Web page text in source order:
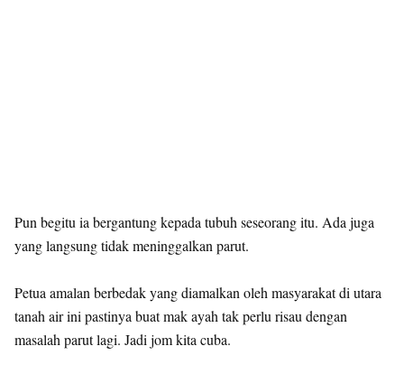
Pun begitu ia bergantung kepada tubuh seseorang itu. Ada juga
yang langsung tidak meninggalkan parut.
Petua amalan berbedak yang diamalkan oleh masyarakat di utara
tanah air ini pastinya buat mak ayah tak perlu risau dengan
masalah parut lagi. Jadi jom kita cuba.